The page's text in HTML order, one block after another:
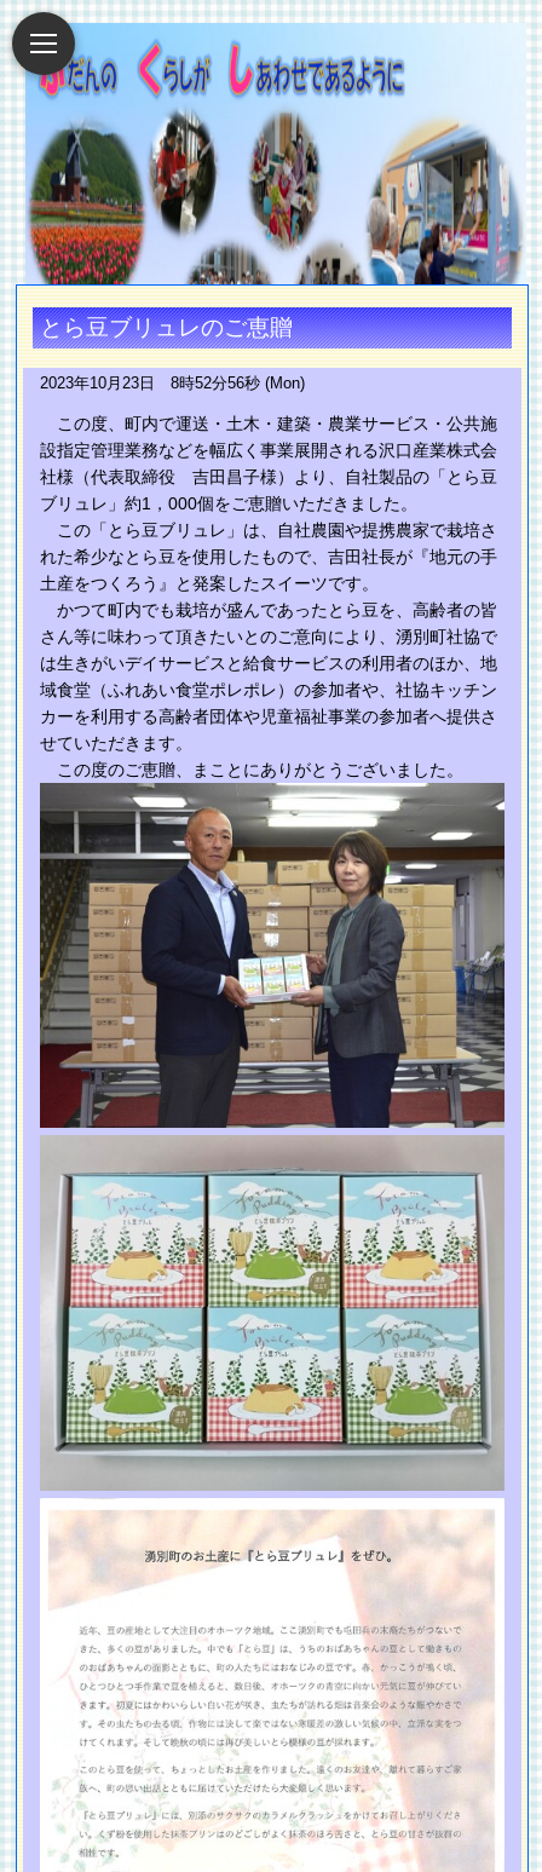
とら豆ブリュレのご恵贈
2023年10月23日 8時52分56秒 (Mon)
この度、町内で運送・土木・建築・農業サービス・公共施
設指定管理業務などを幅広く事業展開される沢口産業株式会
社様（代表取締役 吉田昌子様）より、自社製品の「とら豆
ブリュレ」約1，000個をご恵贈いただきました。
この「とら豆ブリュレ」は、自社農園や提携農家で栽培さ
れた希少なとら豆を使用したもので、吉田社長が『地元の手
土産をつくろう』と発案したスイーツです。
かつて町内でも栽培が盛んであったとら豆を、高齢者の皆
さん等に味わって頂きたいとのご意向により、湧別町社協で
は生きがいデイサービスと給食サービスの利用者のほか、地
域食堂（ふれあい食堂ポレポレ）の参加者や、社協キッチン
カーを利用する高齢者団体や児童福祉事業の参加者へ提供さ
せていただきます。
この度のご恵贈、まことにありがとうございました。